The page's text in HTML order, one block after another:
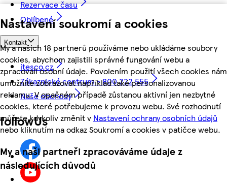
Nastavení soukromí a cookies
My a našich 18 partnerů používáme nebo ukládáme soubory
cookies, abychom zajistili správné fungování webu a
zpracovali osobní údaje. Povolením použití všech cookies nám
umožníte zobrazovat například také personalizovanou
reklamu. V opačném případě zůstanou aktivní jen nezbytné
cookies, které potřebujeme k provozu webu. Své rozhodnutí
můžete kdykoliv změnit v Nastavení ochrany osobních údajů
nebo kliknutím na odkaz Soukromí a cookies v patičce webu.
My a naši partneři zpracováváme údaje z
následujících důvodů
Rezervace času
Oblíbené
Kontakt
itesco.cz
Zákaznické centrum - 800 222 555
Naše obchody
followUs